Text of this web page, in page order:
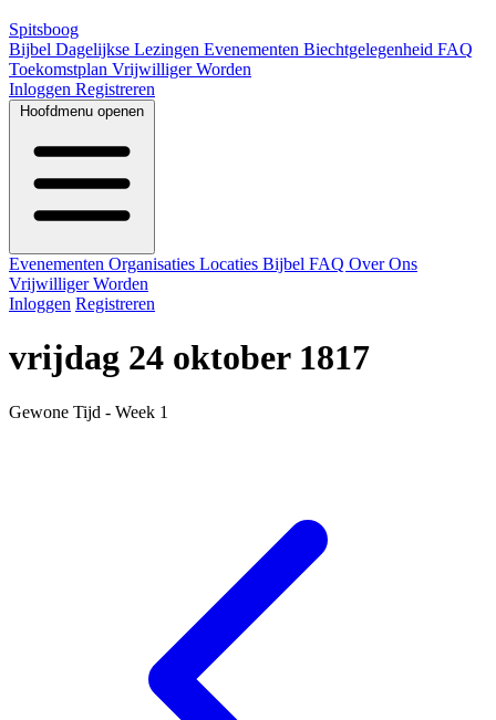
Spitsboog
Bijbel Dagelijkse Lezingen Evenementen Biechtgelegenheid FAQ
Toekomstplan Vrijwilliger Worden
Inloggen Registreren
Hoofdmenu openen
Evenementen Organisaties Locaties Bijbel FAQ Over Ons
Vrijwilliger Worden
Inloggen Registreren
vrijdag 24 oktober 1817
Gewone Tijd - Week 1